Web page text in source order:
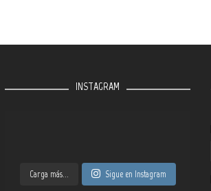
INSTAGRAM
Carga más... Sigue en Instagram